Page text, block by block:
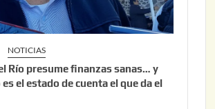
NOTICIAS
Río presume finanzas sanas… y
el estado de cuenta el que da el